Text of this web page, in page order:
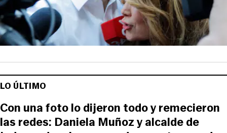
LO ÚLTIMO
Con una foto lo dijeron todo y remecieron
las redes: Daniela Muñoz y alcalde de